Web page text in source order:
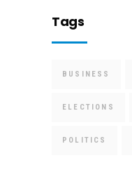
Tags
BUSINESS
ELECTIONS
POLITICS